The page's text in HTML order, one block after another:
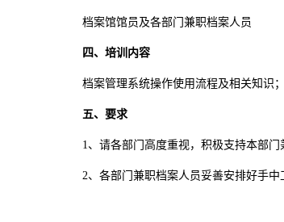
档案馆馆员及各部门兼职档案人员
四、培训内容
档案管理系统操作使用流程及相关知识
五、要求
1、请各部门高度重视，积极支持本部门
2、各部门兼职档案人员妥善安排好手中